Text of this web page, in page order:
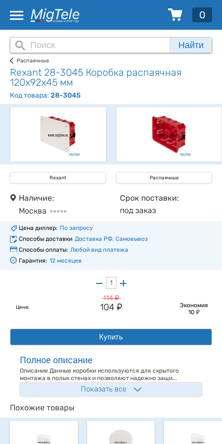
0
Найти
Распаячные
Rexant 28-3045 Коробка распаячная
120х92х45 мм
Код товара: 28-3045
Rexant Распаячные
Наличие:
Москва
Срок поставки:
под заказ
Цена диллер: По запросу
Способы доставки Доставка РФ, Самовывоз
Способы оплаты: Любой вид платежа
Гарантия: 12 месяцев
Цена:
114у
104 у
Экономия
10 у
Купить
Полное описание
Описание Данные коробки используются для скрытого
монтажа в полых стенах и позволяют надежно защи...
Показать все
Похожие товары